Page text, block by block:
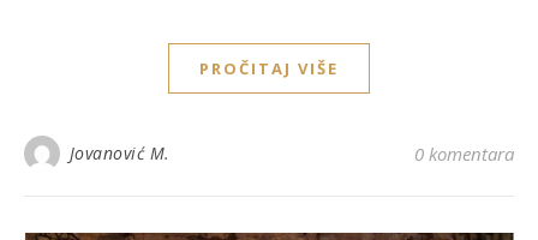
PROČITAJ VIŠE
Jovanović M. 0 komentara